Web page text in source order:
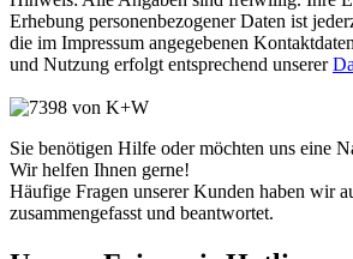
Erhebung personenbezogener Daten ist
die im Impressum angegebenen
und Nutzung erfolgt entsprechend unserer
Sie benötigen Hilfe oder möchten uns eine
Wir helfen Ihnen gerne!
Häufige Fragen unserer Kunden haben wir
zusammengefasst und beantwortet.